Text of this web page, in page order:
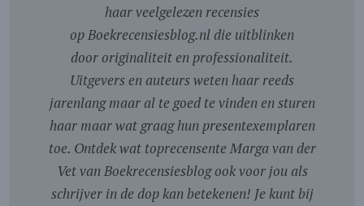
haar veelgelezen recensies
op Boekrecensiesblog.nl die uitblinken
door originaliteit en professionaliteit.
Uitgevers en auteurs weten haar reeds
jarenlang maar al te goed te vinden en sturen
haar maar wat graag hun presentexemplaren
toe. Ontdek wat toprecensente Marga van der
Vet van Boekrecensiesblog ook voor jou als
schrijver in de dop kan betekenen! Je kunt bij